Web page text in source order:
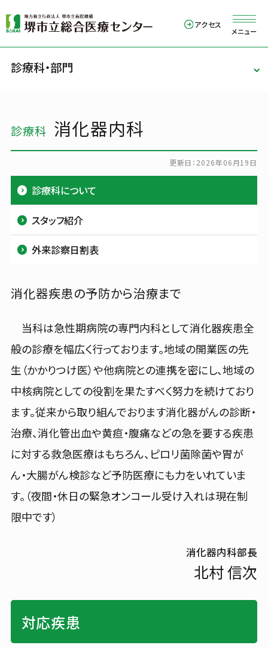
アクセス
メニュー
診療科・部門
医療関係の方
TEL072-272-1199
Language
〒593-8304
外来受付のご案内
受付時間
8:15~11:00
休診日
土日祝・年末年始
採用情報 イベント お知らせ
入札等情報
よくあるご質問
よくご覧いただいているページ
初診の方
紹介状について
再診の方
診療科 消化器内科
更新日： 2026年06月19日
診療科について
スタッフ紹介
外来診察日割表
消化器疾患の予防から治療まで
当科は急性期病院の専門内科として消化器疾患全
般の診療を幅広く行っております。地域の開業医の先
生（かかりつけ医）や他病院との連携を密にし、地域の
中核病院としての役割を果たすべく努力を続けており
ます。従来から取り組んでおります消化器がんの診断・
治療、消化管出血や黄疸・腹痛などの急を要する疾患
に対する救急医療はもちろん、ピロリ菌除菌や胃が
ん・大腸がん検診など予防医療にも力をいれていま
す。（夜間・休日の緊急オンコール受け入れは現在制
限中です）
消化器内科部長
北村 信次
対応疾患
診療科・部門